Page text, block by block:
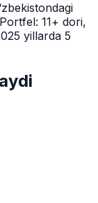
11+ dori,
yillarda 5